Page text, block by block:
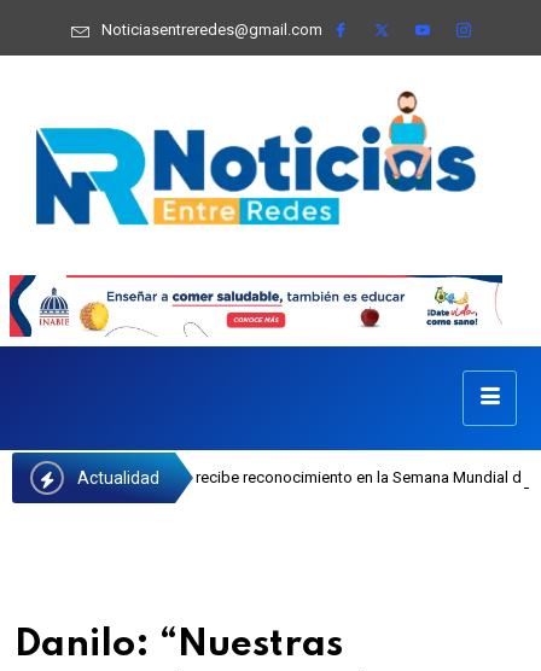
Noticiasentreredes@gmail.com
Actualidad
Castillo recibe reconocimiento en la Semana Mundial de la Lactancia
Danilo: “Nuestras